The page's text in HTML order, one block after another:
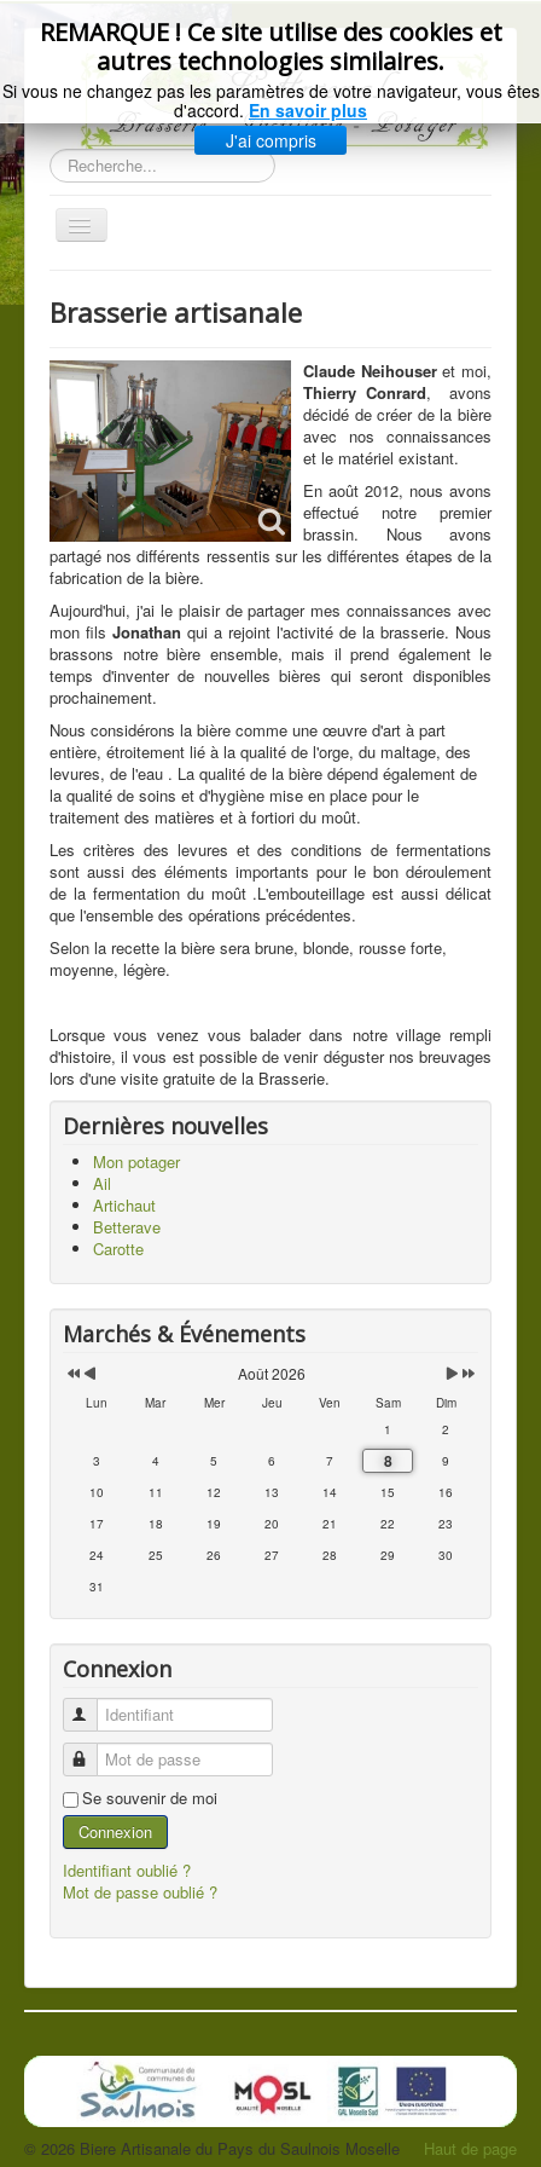
Rechercher
Basculer
Gazette de l'Arsenal
La brasserie
Distillerie artisanale
Les légumes du jardin
C.G.V.
Mentions légales
Contact
Vous êtes ici : Accueil
Accueil
Brasserie artisanale
REMARQUE ! Ce site utilise des cookies et
autres technologies similaires.
Si vous ne changez pas les paramètres de votre navigateur, vous êtes
d'accord. En savoir plus
J'ai compris
Brasserie artisanale
Claude Neihouseret moi,
Thierry Conrard, avons
décidé de créer de la bière
avec nos connaissances
et le matériel existant.
En août 2012, nous avons
effectué notre premier
brassin. Nous avons
partagé nos différents ressentis sur les différentes étapes de la
fabrication de la bière.
Aujourd'hui, j'ai le plaisir de partager mes connaissances avec
mon fils Jonathan qui a rejoint l'activité de la brasserie. Nous
brassons notre bière ensemble, mais il prend également le
temps d'inventer de nouvelles bières qui seront disponibles
prochainement.
Nous considérons la bière comme une œuvre d'art à part
entière, étroitement lié à la qualité de l'orge, du maltage, des
levures, de l'eau . La qualité de la bière dépend également de
la qualité de soins et d'hygiène mise en place pour le
traitement des matières et à fortiori du moût.
Les critères des levures et des conditions de fermentations
sont aussi des éléments importants pour le bon déroulement
de la fermentation du moût .L'embouteillage est aussi délicat
que l'ensemble des opérations précédentes.
Selon la recette la bière sera brune, blonde, rousse forte,
moyenne, légère.
Lorsque vous venez vous balader dans notre village rempli
d'histoire, il vous est possible de venir déguster nos breuvages
lors d'une visite gratuite de la Brasserie.
Dernières nouvelles
Mon potager
Ail
Artichaut
Betterave
Carotte
Marchés & Événements
précédenteprécédent
suivant
Août 2026
Lun Mar Mer Jeu Ven Sam
Dim
1
2
3
4 5 6 7 8
9
10
11 12 13 14 15
16
17
18 19 20 21 22
23
24
25 26 27 28 29
30
31
Connexion
Identifiant
Mot de passe
Se souvenir de moi
Connexion
Identifiant oublié ?
Mot de passe oublié ?
Haut de page
© 2026 Biere Artisanale du Pays du Saulnois Moselle